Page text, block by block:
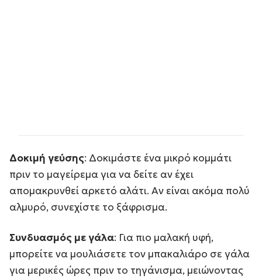
Δοκιμή γεύσης: Δοκιμάστε ένα μικρό κομμάτι
πριν το μαγείρεμα για να δείτε αν έχει
απομακρυνθεί αρκετό αλάτι. Αν είναι ακόμα πολύ
αλμυρό, συνεχίστε το ξάφρισμα.
Συνδυασμός με γάλα: Για πιο μαλακή υφή,
μπορείτε να μουλιάσετε τον μπακαλιάρο σε γάλα
για μερικές ώρες πριν το τηγάνισμα, μειώνοντας